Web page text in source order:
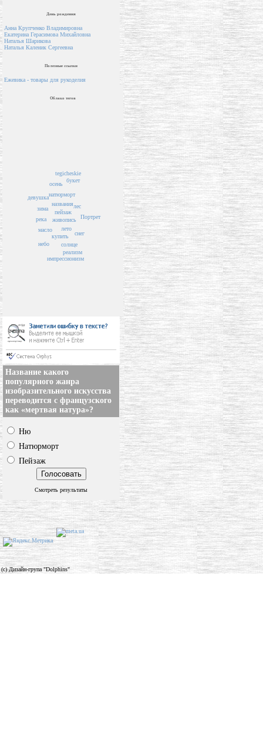
День рождения
Анна Крупченко Владимировна
Екатерина Герасимова Михайловна
Наталья Шарикова
Наталья Каленик Сергеевна
Полезные ссылки
Ежевика - товары для рукоделия
Облако тегов
пейзаж
названия
живопись
лето
натюрморт
купить
солнце
лес
зима
осень букет
масло
река
снег
tegicheskie
реализм
небо
импрессионизм
Портрет
девушка
Название какого
популярного жанра
изобразительного искусства
переводится с французского
как «мертвая натура»?
Ню
Натюрморт
Пейзаж
Смотреть результаты
(c) Дизайн-група "Dolphins"